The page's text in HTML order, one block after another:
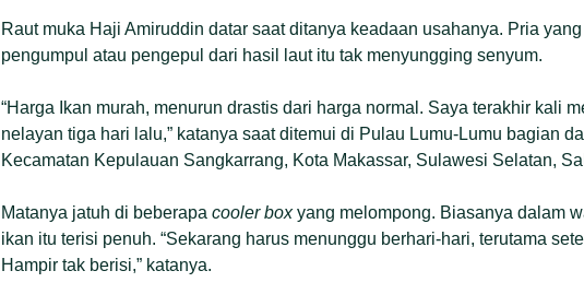
Raut muka Haji Amiruddin datar saat ditanya keadaan usahanya. Pria
pengumpul atau pengepul dari hasil laut itu tak menyungging senyum.
“Harga Ikan murah, menurun drastis dari harga normal. Saya terakhir kali
nelayan tiga hari lalu,” katanya saat ditemui di Pulau Lumu-Lumu bagian
Kecamatan Kepulauan Sangkarrang, Kota Makassar, Sulawesi Selatan,
Matanya jatuh di beberapa cooler boxyang melompong. Biasanya dalam
ikan itu terisi penuh. “Sekarang harus menunggu berhari-hari, terutama
Hampir tak berisi,” katanya.